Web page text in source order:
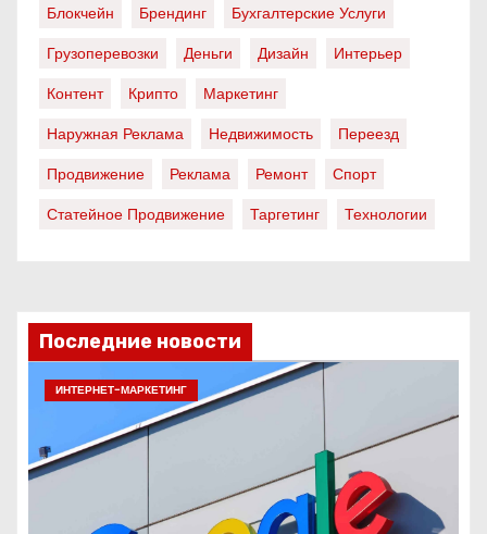
Блокчейн
Брендинг
Бухгалтерские Услуги
Грузоперевозки
Деньги Дизайн
Интерьер
Контент
Крипто
Маркетинг
Наружная Реклама
Недвижимость
Переезд
Продвижение
Реклама Ремонт
Спорт
Статейное Продвижение
Таргетинг Технологии
Последние новости
ИНТЕРНЕТ-МАРКЕТИНГ